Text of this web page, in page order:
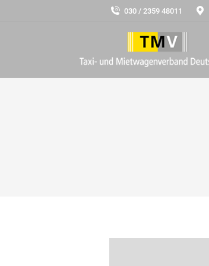
030 / 2359 48011